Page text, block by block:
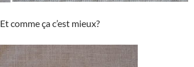
Et comme ça c’est mieux?